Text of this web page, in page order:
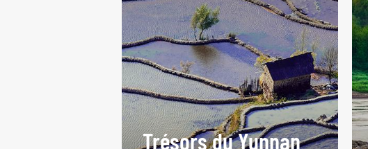
Trésors du Yunnan